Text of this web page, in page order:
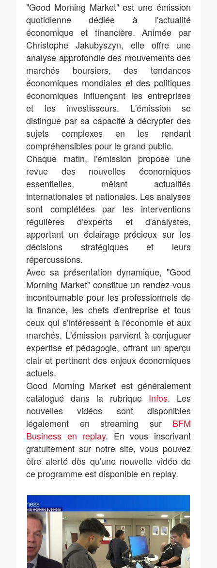
"Good Morning Market" est une émission
quotidienne dédiée à l'actualité
économique et financière. Animée par
Christophe Jakubyszyn, elle offre une
analyse approfondie des mouvements des
marchés boursiers, des tendances
économiques mondiales et des politiques
économiques influençant les entreprises
et les investisseurs. L'émission se
distingue par sa capacité à décrypter des
sujets complexes en les rendant
compréhensibles pour le grand public.
Chaque matin, l'émission propose une
revue des nouvelles économiques
essentielles, mêlant actualités
internationales et nationales. Les analyses
sont complétées par les interventions
régulières d'experts et d'analystes,
apportant un éclairage précieux sur les
décisions stratégiques et leurs
répercussions.
Avec sa présentation dynamique, "Good
Morning Market" constitue un rendez-vous
incontournable pour les professionnels de
la finance, les chefs d'entreprise et tous
ceux qui s'intéressent à l'économie et aux
marchés. L'émission parvient à conjuguer
expertise et pédagogie, offrant un aperçu
clair et pertinent des enjeux économiques
actuels.
Good Morning Market est généralement
catalogué dans la rubrique Infos. Les
nouvelles vidéos sont disponibles
légalement en streaming sur BFM
Business en replay. En vous inscrivant
gratuitement sur notre site, vous pouvez
être alerté dès qu'une nouvelle vidéo de
ce programme est disponible en replay.